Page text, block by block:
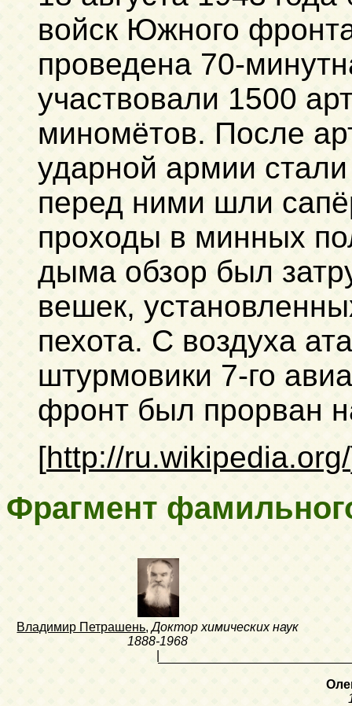
войск Южного
проведена 70-
участвовали 1500
миномётов. После
ударной армии стали
перед ними шли
проходы в минных
дыма обзор был
вешек,
пехота. С воздуха
штурмовики 7-го
фронт был прорван
[http://ru.wikipedia.org/
Фрагмент
Владимир Петрашень,Доктор химических наук
1888-1968